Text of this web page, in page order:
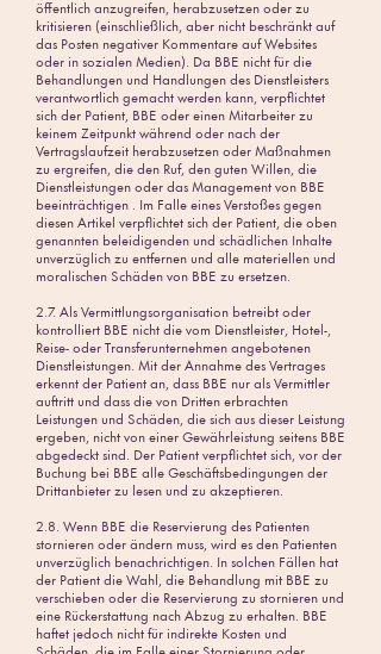
öffentlich anzugreifen, herabzusetzen oder zu
kritisieren (einschließlich, aber nicht beschränkt auf
das Posten negativer Kommentare auf Websites
oder in sozialen Medien). Da BBE nicht für die
Behandlungen und Handlungen des Dienstleisters
verantwortlich gemacht werden kann, verpflichtet
sich der Patient, BBE oder einen Mitarbeiter zu
keinem Zeitpunkt während oder nach der
Vertragslaufzeit herabzusetzen oder Maßnahmen
zu ergreifen, die den Ruf, den guten Willen, die
Dienstleistungen oder das Management von BBE
beeinträchtigen . Im Falle eines Verstoßes gegen
diesen Artikel verpflichtet sich der Patient, die oben
genannten beleidigenden und schädlichen Inhalte
unverzüglich zu entfernen und alle materiellen und
moralischen Schäden von BBE zu ersetzen.
2.7. Als Vermittlungsorganisation betreibt oder
kontrolliert BBE nicht die vom Dienstleister, Hotel-,
Reise- oder Transferunternehmen angebotenen
Dienstleistungen. Mit der Annahme des Vertrages
erkennt der Patient an, dass BBE nur als Vermittler
auftritt und dass die von Dritten erbrachten
Leistungen und Schäden, die sich aus dieser Leistung
ergeben, nicht von einer Gewährleistung seitens BBE
abgedeckt sind. Der Patient verpflichtet sich, vor der
Buchung bei BBE alle Geschäftsbedingungen der
Drittanbieter zu lesen und zu akzeptieren.
2.8. Wenn BBE die Reservierung des Patienten
stornieren oder ändern muss, wird es den Patienten
unverzüglich benachrichtigen. In solchen Fällen hat
der Patient die Wahl, die Behandlung mit BBE zu
verschieben oder die Reservierung zu stornieren und
eine Rückerstattung nach Abzug zu erhalten. BBE
haftet jedoch nicht für indirekte Kosten und